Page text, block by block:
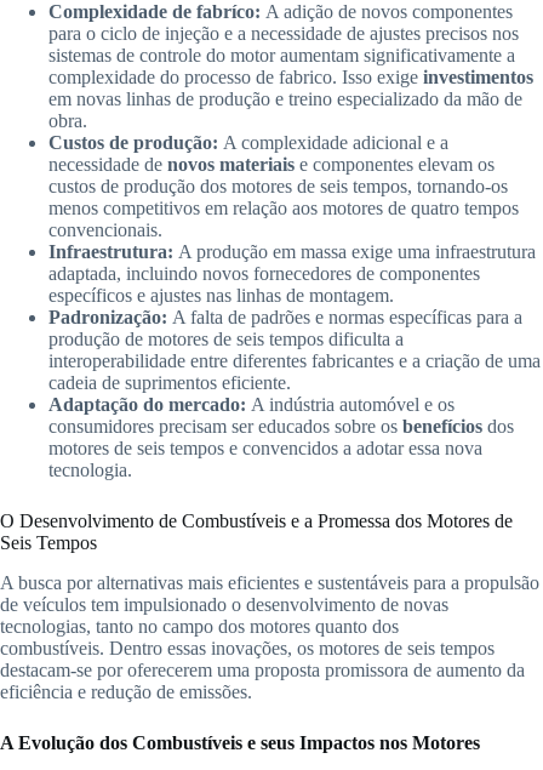
Complexidade de fabríco: A adição de novos componentes
para o ciclo de injeção e a necessidade de ajustes precisos nos
sistemas de controle do motor aumentam significativamente a
complexidade do processo de fabrico. Isso exige investimentos
em novas linhas de produção e treino especializado da mão de
obra.
Custos de produção: A complexidade adicional e a
necessidade de novos materiais e componentes elevam os
custos de produção dos motores de seis tempos, tornando-os
menos competitivos em relação aos motores de quatro tempos
convencionais.
Infraestrutura: A produção em massa exige uma infraestrutura
adaptada, incluindo novos fornecedores de componentes
específicos e ajustes nas linhas de montagem.
Padronização: A falta de padrões e normas específicas para a
produção de motores de seis tempos dificulta a
interoperabilidade entre diferentes fabricantes e a criação de uma
cadeia de suprimentos eficiente.
Adaptação do mercado: A indústria automóvel e os
consumidores precisam ser educados sobre os benefícios dos
motores de seis tempos e convencidos a adotar essa nova
tecnologia.
O Desenvolvimento de Combustíveis e a Promessa dos Motores de
Seis Tempos
A busca por alternativas mais eficientes e sustentáveis para a propulsão
de veículos tem impulsionado o desenvolvimento de novas
tecnologias, tanto no campo dos motores quanto dos
combustíveis. Dentro essas inovações, os motores de seis tempos
destacam-se por oferecerem uma proposta promissora de aumento da
eficiência e redução de emissões.
A Evolução dos Combustíveis e seus Impactos nos Motores